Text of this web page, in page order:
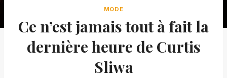
MODE
Ce n’est jamais tout à fait la
dernière heure de Curtis
Sliwa